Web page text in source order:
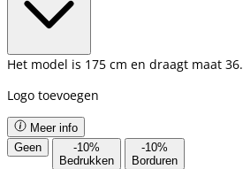
Het model is 175 cm en draagt maat 36.
Logo toevoegen
Meer info
Geen
-10%
Bedrukken
-10%
Borduren